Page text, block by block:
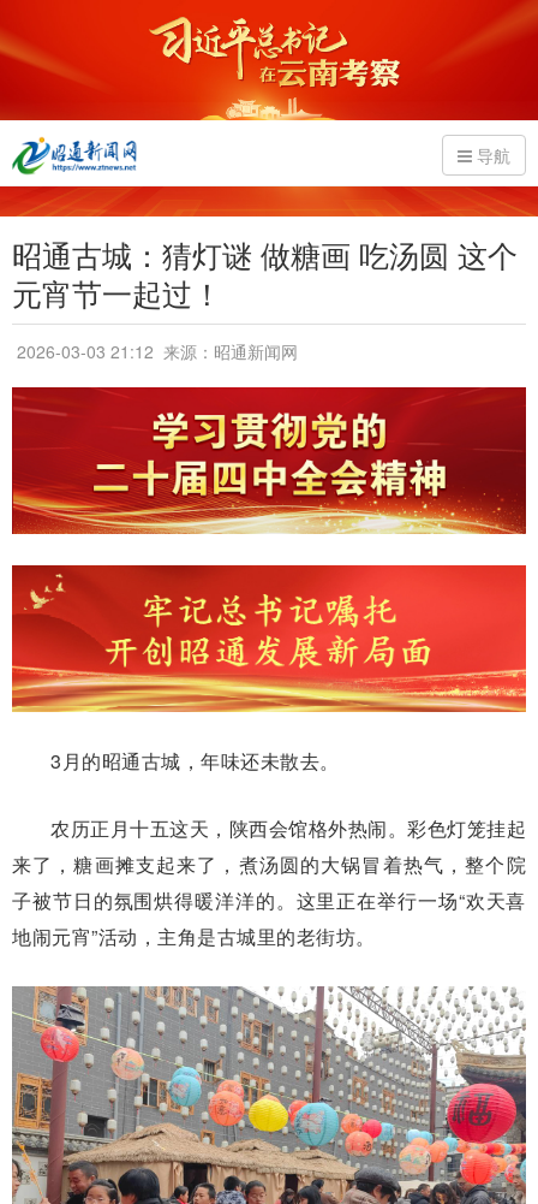
导航
昭通古城：猜灯谜 做糖画 吃汤圆 这个
元宵节一起过！
2026-03-03 21:12 来源：昭通新闻网
3月的昭通古城，年味还未散去。
农历正月十五这天，陕西会馆格外热闹。彩色灯笼挂起
来了，糖画摊支起来了，煮汤圆的大锅冒着热气，整个院
子被节日的氛围烘得暖洋洋的。这里正在举行一场“欢天喜
地闹元宵”活动，主角是古城里的老街坊。